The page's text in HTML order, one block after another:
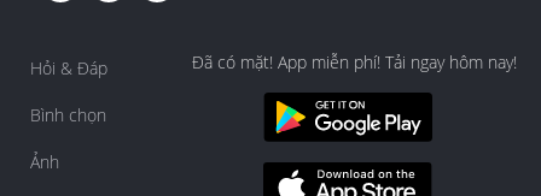
Hỏi & Đáp
Bình chọn
Ảnh
Đã có mặt! App miễn phí! Tải ngay hôm nay!